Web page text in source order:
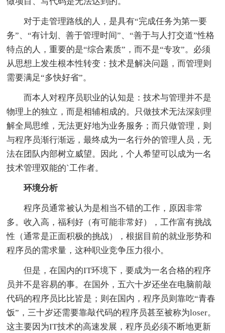
对于走管理路线的人，是具有“完成任务为第一要
务”、“有计划、善于管理时间”、“善于与人打交道”性格
特点的人，重要的是“综合素质”，而不是“专攻”。必须
从思想上发生根本性转变：技术是解决问题，而管理则
需要满足“多快好省”。
而本人对程序员职业的认知是：技术与管理并不是
物理上的独立，而是相辅相成的。只做技术无法深刻理
解全局思维，无法更好地为业务服务；而只做管理，则
与程序员渐行渐远，最终成为一名行外的管理人员，无
法在团队内部树立威望。因此，个人希望可以成为一名
技术管理双能的`工作者。
环境分析
程序员通常被认为是相当不错的工作，原因非常
多。收入高，福利好（有可能非常好），工作富有挑战
性（通常是正面积极的挑战），根据目前的就业形势和
程序员的需求量，这种职业竞争压力很小。
但是，在国内的IT环境下，要成为一名合格的程序
员并不是容易的事。在国外，五六十岁还坐在电脑前敲
代码的程序员比比皆是；则在国内，程序员则靠吃“青春
饭”，三十岁还需要靠敲代码的程序员甚至被称为loser。
这主要因为IT技术的高速发展，程序员必须不断地更新